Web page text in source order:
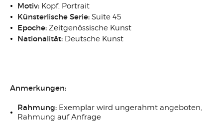
Motiv: Kopf, Portrait
Künsterlische Serie: Suite 45
Epoche: Zeitgenössische Kunst
Nationalität: Deutsche Kunst
Anmerkungen:
Rahmung: Exemplar wird ungerahmt angeboten,
Rahmung auf Anfrage